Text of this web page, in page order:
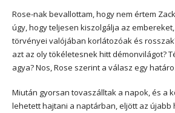
Rose-nak bevallottam, hogy nem értem
úgy, hogy teljesen kiszolgálja az
törvényei valójában korlátozóak és
azt az oly tökéletesnek hitt démonvilágot?
agya? Nos, Rose szerint a válasz egy
Miután gyorsan tovaszálltak a napok, és a
lehetett hajtani a naptárban, eljött az újabb